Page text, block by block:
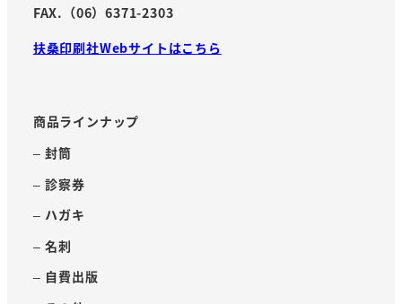
FAX.（06）6371-2303
扶桑印刷社Webサイトはこちら
商品ラインナップ
– 封筒
– 診察券
– ハガキ
– 名刺
– 自費出版